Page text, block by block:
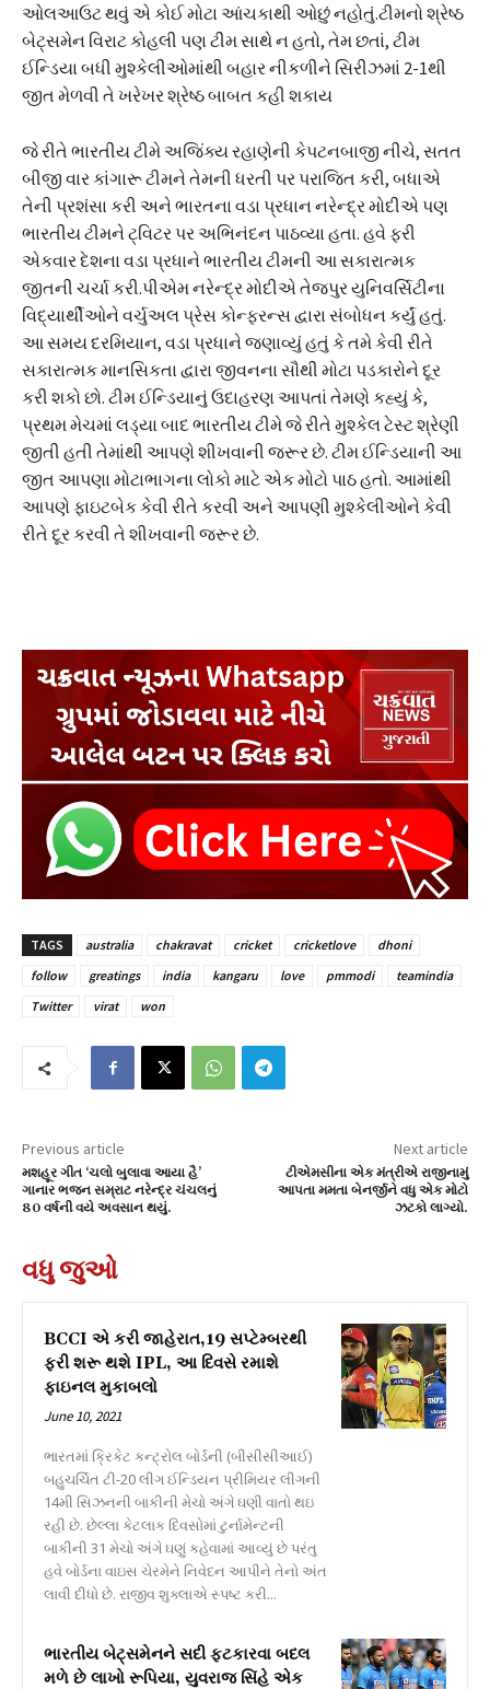
ઓલઆઉટ થવું એ કોઈ મોટા આંચકાથી ઓછું નહોતું.ટીમનો શ્રેષ્ઠ
બેટ્સમેન વિરાટ કોહલી પણ ટીમ સાથે ન હતો, તેમ છતાં, ટીમ
ઈન્ડિયા બધી મુશ્કેલીઓમાંથી બહાર નીકળીને સિરીઝમાં 2-1થી
જીત મેળવી તે ખરેખર શ્રેષ્ઠ બાબત કહી શકાય
જે રીતે ભારતીય ટીમે અજિંક્ય રહાણેની કેપટનબાજી નીચે, સતત
બીજી વાર કાંગારૂ ટીમને તેમની ધરતી પર પરાજિત કરી, બધાએ
તેની પ્રશંસા કરી અને ભારતના વડા પ્રધાન નરેન્દ્ર મોદીએ પણ
ભારતીય ટીમને ટ્વિટર પર અભિનંદન પાઠવ્યા હતા. હવે ફરી
એકવાર દેશના વડા પ્રધાને ભારતીય ટીમની આ સકારાત્મક
જીતની ચર્ચા કરી.પીએમ નરેન્દ્ર મોદીએ તેજપુર યુનિવર્સિટીના
વિદ્યાર્થીઓને વર્ચુઅલ પ્રેસ કોન્ફરન્સ દ્વારા સંબોધન કર્યું હતું.
આ સમય દરમિયાન, વડા પ્રધાને જણાવ્યું હતું કે તમે કેવી રીતે
સકારાત્મક માનસિકતા દ્વારા જીવનના સૌથી મોટા પડકારોને દૂર
કરી શકો છો. ટીમ ઈન્ડિયાનું ઉદાહરણ આપતાં તેમણે કહ્યું કે,
પ્રથમ મેચમાં લડ્યા બાદ ભારતીય ટીમે જે રીતે મુશ્કેલ ટેસ્ટ શ્રેણી
જીતી હતી તેમાંથી આપણે શીખવાની જરૂર છે. ટીમ ઈન્ડિયાની આ
જીત આપણા મોટાભાગના લોકો માટે એક મોટો પાઠ હતો. આમાંથી
આપણે ફાઇટબેક કેવી રીતે કરવી અને આપણી મુશ્કેલીઓને કેવી
રીતે દૂર કરવી તે શીખવાની જરૂર છે.
TAGS australia chakravat cricket cricketlove
dhoni
follow
greatings india kangaru love pmmodi
teamindia
Twitter
virat won
Previous article
મશહૂર ગીત ‘ચલો બુલાવા આયા હૈ’
ગાનાર ભજન સમ્રાટ નરેન્દ્ર ચંચલનું
80 વર્ષની વયે અવસાન થયું.
Next article
ટીએમસીના એક મંત્રીએ રાજીનામું
આપતા મમતા બેનર્જીને વધુ એક મોટો
ઝટકો લાગ્યો.
વધુ જુઓ
BCCI એ કરી જાહેરાત,19 સપ્ટેમ્બરથી
ફરી શરૂ થશે IPL, આ દિવસે રમાશે
ફાઇનલ મુકાબલો
June 10, 2021
ભારતમાં ક્રિકેટ કન્ટ્રોલ બોર્ડની (બીસીસીઆઈ)
બહુચર્ચિત ટી-20 લીગ ઈન્ડિયન પ્રીમિયર લીગની
14મી સિઝનની બાકીની મેચો અંગે ઘણી વાતો થઇ
રહી છે. છેલ્લા કેટલાક દિવસોમાં ટુર્નામેન્ટની
બાકીની 31 મેચો અંગે ઘણું કહેવામાં આવ્યું છે પરંતુ
હવે બોર્ડના વાઇસ ચેરમેને નિવેદન આપીને તેનો અંત
લાવી દીધો છે. રાજીવ શુક્લાએ સ્પષ્ટ કરી...
ભારતીય બેટ્સમેનને સદી ફટકારવા બદલ
મળે છે લાખો રૂપિયા, યુવરાજ સિંહે એક